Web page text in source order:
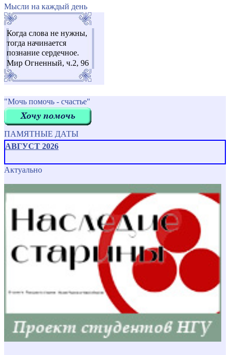
Мысли на каждый день
Когда слова не нужны,
тогда начинается
познание сердечное.
Мир Огненный, ч.2, 96
"Мочь помочь - счастье"
ПАМЯТНЫЕ ДАТЫ
АВГУСТ 2026
Актуально